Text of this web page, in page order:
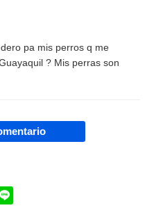
pa mis perros q me
? Mis perras son